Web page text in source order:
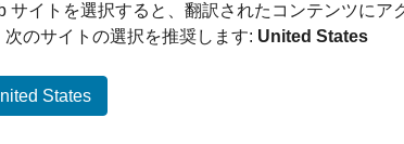
from Simulink
Design
and Synchronous
Delay Resettable
サイトを選択すると、翻訳されたコンテンツに
次のサイトの選択を推奨します: United States
States